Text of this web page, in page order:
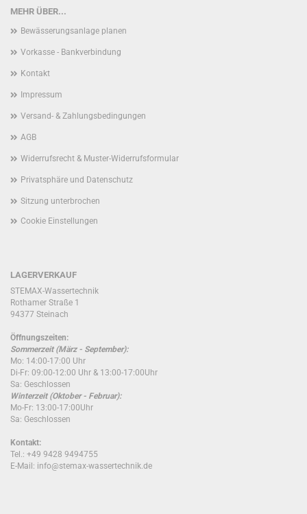
MEHR ÜBER...
Bewässerungsanlage planen
Vorkasse - Bankverbindung
Kontakt
Impressum
Versand- & Zahlungsbedingungen
AGB
Widerrufsrecht & Muster-Widerrufsformular
Privatsphäre und Datenschutz
Sitzung unterbrochen
Cookie Einstellungen
LAGERVERKAUF
STEMAX-Wassertechnik
Rothamer Straße 1
94377 Steinach
Öffnungszeiten:
Sommerzeit (März - September):
Mo: 14:00-17:00 Uhr
Di-Fr: 09:00-12:00 Uhr & 13:00-17:00Uhr
Sa: Geschlossen
Winterzeit (Oktober - Februar):
Mo-Fr: 13:00-17:00Uhr
Sa: Geschlossen
Kontakt:
Tel.: +49 9428 9494755
E-Mail: info@stemax-wassertechnik.de